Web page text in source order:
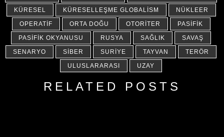
KÜRESEL
KÜRESELLEŞME GLOBALISM
NÜKLEER
OPERATIF
ORTA DOĞU OTORITER
PASIFIK
PASIFIK OKYANUSU
RUSYA SAĞLIK
SAVAŞ
SENARYO
SIBER SURIYE TAYVAN
TERÖR
ULUSLARARASI
UZAY
RELATED POSTS